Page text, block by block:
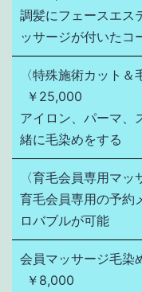
調髪にフェースエス
ッサージが付いたコ
〈特殊施術カット＆
￥25,000
アイロン、パーマ、
緒に毛染めをする
〈育毛会員専用マッ
育毛会員専用の予約
ロバブルが可能
会員マッサージ毛染
￥8,000